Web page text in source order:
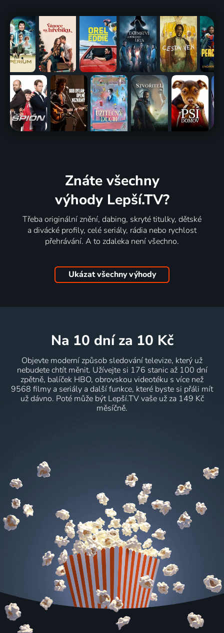
Znáte všechny
výhody Lepší.TV?
Třeba originální znění, dabing, skryté titulky, dětské
a divácké profily, celé seriály, rádia nebo rychlost
přehrávání. A to zdaleka není všechno.
Ukázat všechny výhody
na 10 dní za 10 Kč
Objevte moderní způsob sledování televize, který už
nebudete chtít měnit. Užívejte si 176 stanic až 100 dní
zpětně, balíček HBO, obrovskou videotéku s více než
9568 filmy a seriály a další funkce, které byste si přáli mít
už dávno. Poté může být Lepší.TV vaše už za 149 Kč
měsíčně.